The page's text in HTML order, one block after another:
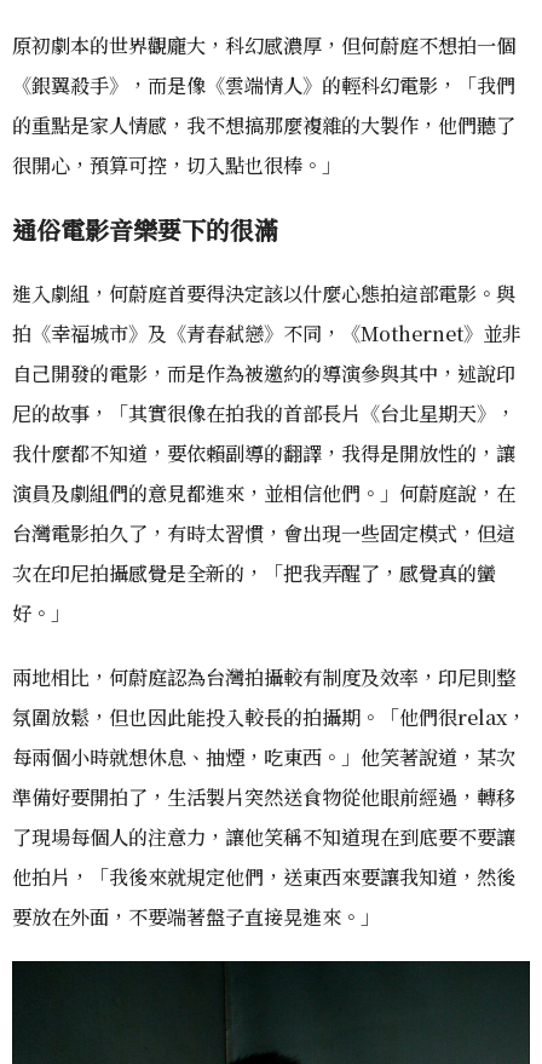
原初劇本的世界觀龐大，科幻感濃厚，但何蔚庭不想拍一個
《銀翼殺手》，而是像《雲端情人》的輕科幻電影，「我們
的重點是家人情感，我不想搞那麼複雜的大製作，他們聽了
很開心，預算可控，切入點也很棒。」
通俗電影音樂要下的很滿
進入劇組，何蔚庭首要得決定該以什麼心態拍這部電影。與
拍《幸福城市》及《青春弒戀》不同，《Mothernet》並非
自己開發的電影，而是作為被邀約的導演參與其中，述說印
尼的故事，「其實很像在拍我的首部長片《台北星期天》，
我什麼都不知道，要依賴副導的翻譯，我得是開放性的，讓
演員及劇組們的意見都進來，並相信他們。」何蔚庭說，在
台灣電影拍久了，有時太習慣，會出現一些固定模式，但這
次在印尼拍攝感覺是全新的，「把我弄醒了，感覺真的蠻
好。」
兩地相比，何蔚庭認為台灣拍攝較有制度及效率，印尼則整
氛圍放鬆，但也因此能投入較長的拍攝期。「他們很relax，
每兩個小時就想休息、抽煙，吃東西。」他笑著說道，某次
準備好要開拍了，生活製片突然送食物從他眼前經過，轉移
了現場每個人的注意力，讓他笑稱不知道現在到底要不要讓
他拍片，「我後來就規定他們，送東西來要讓我知道，然後
要放在外面，不要端著盤子直接晃進來。」